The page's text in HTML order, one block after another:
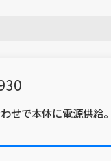
せで本体に電源供給。